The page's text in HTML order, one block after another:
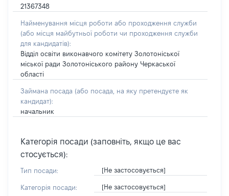
21367348
Найменування місця роботи або проходження служби
(або місця майбутньої роботи чи проходження служби
для кандидатів):
Відділ освіти виконавчого комітету Золотоніської
міської ради Золотоніського району Черкаської
області
Займана посада (або посада, на яку претендуєте як
кандидат):
начальник
Категорія посади (заповніть, якщо це вас
стосується):
Тип посади: [Не застосовується]
Категорія посади: [Не застосовується]